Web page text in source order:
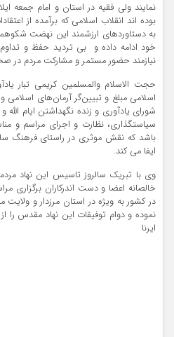
نمایند ولی فقیه در استان و امام جمعه
بوده اند انقلاب اسلامی که برآمده از
به دستاوردهای ارزشمند این نهضت
خود ادامه داده و بی تردید حفظ و
نیازمند حضور مستمر و مشارکت مردم
حجت الاسلام والمسلمین کریمی تبار
اسلامی مبلغ و تبیین‌گر آرمان‌های
شورای یادآوری و زنده نگهداشتن ایام
سیاستگذاری، نظارت و اجرای مراسم و
باشد که نقش موثری در راستای فرهنگ
ایفا می کند.
وی با تبریک سالروز تاسیس این نهاد
خالصانه اعضا و دست اندرکاران برگزاری
در کشور به ویژه در استان مرزدار و
نموده و دوام توفیقات این نهاد مقدس را
ایرنا